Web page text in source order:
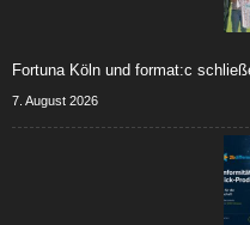
Fortuna Köln und format:c
7. August 2026